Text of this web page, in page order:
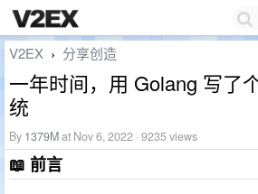
V2EX › 分享创造
一年时间，用 Golang 写了
统
By 1379Mat Nov 6, 2022 · 9235 views
📖 前言